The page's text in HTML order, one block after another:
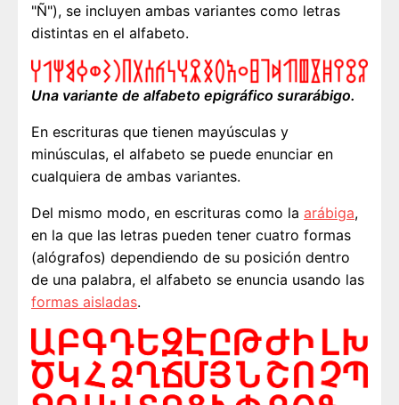
"Ñ"), se incluyen ambas variantes como letras
distintas en el alfabeto.
Una variante de alfabeto epigráfico surarábigo.
En escrituras que tienen mayúsculas y
minúsculas, el alfabeto se puede enunciar en
cualquiera de ambas variantes.
Del mismo modo, en escrituras como la arábiga,
en la que las letras pueden tener cuatro formas
(alógrafos) dependiendo de su posición dentro
de una palabra, el alfabeto se enuncia usando las
formas aisladas.